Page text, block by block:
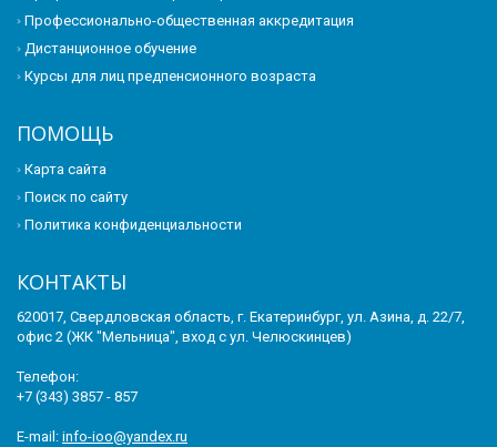
Профессионально-общественная аккредитация
Дистанционное обучение
Курсы для лиц предпенсионного возраста
ПОМОЩЬ
Карта сайта
Поиск по сайту
Политика конфиденциальности
КОНТАКТЫ
620017, Свердловская область, г. Екатеринбург, ул. Азина, д. 22/7,
офис 2 (ЖК "Мельница", вход с ул. Челюскинцев)
Телефон:
+7 (343) 3857 - 857
E-mail: info-ioo@yandex.ru